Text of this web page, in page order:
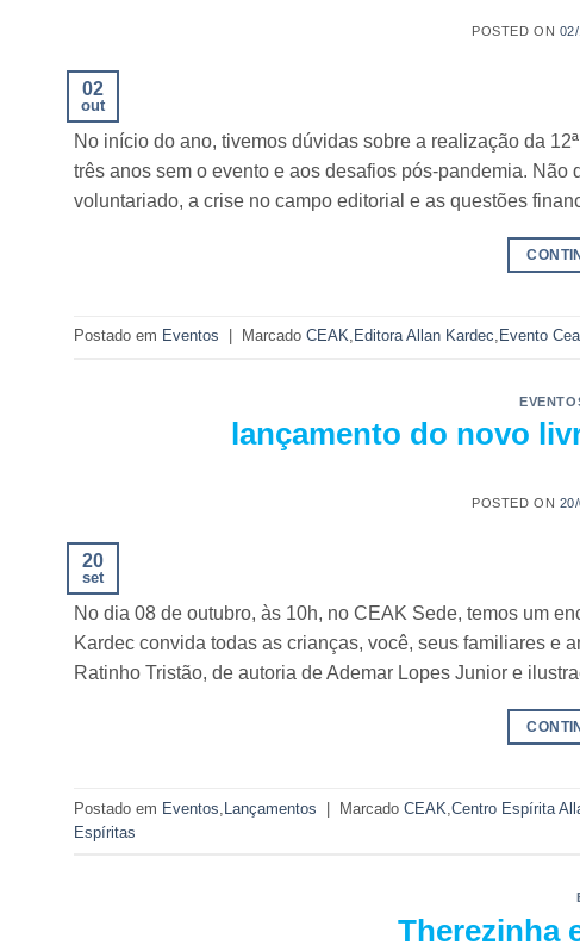
POSTED ON
02
out
No início do ano, tivemos dúvidas sobre a realização da
três anos sem o evento e aos desafios pós-pandemia.
voluntariado, a crise no campo editorial e as questões
Postado em Eventos Marcado CEAK, Editora Allan Kardec, Evento
lançamento do novo
POSTED ON
20
set
No dia 08 de outubro, às 10h, no CEAK Sede, temos um
Kardec convida todas as crianças, você, seus familiares e
Ratinho Tristão, de autoria de Ademar Lopes Junior e
Postado em Eventos Lançamentos Marcado CEAK Centro Espírita
Espíritas
Therezinha